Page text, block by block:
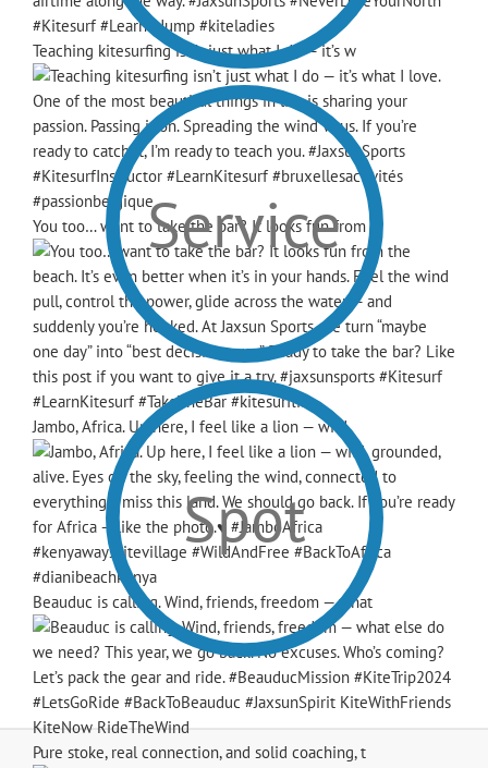
Teaching kitesurfing isn’t just what I do — it’s w
You too… want to take the bar? It looks fun from
Jambo, Africa. Up here, I feel like a lion — wild
Beauduc is calling. Wind, friends, freedom — what
Pure stoke, real connection, and solid coaching, t
Service
Spot